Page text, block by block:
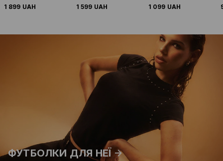
1 899 UAH
1 599 UAH
1 099 UAH
ФУТБОЛКИ ДЛЯ НЕЇ